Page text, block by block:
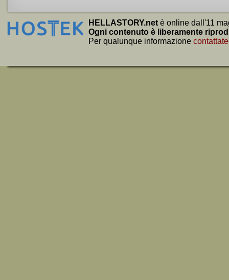
HELLASTORY.net è online dall'11
Ogni contenuto è liberamente
Per qualunque informazione